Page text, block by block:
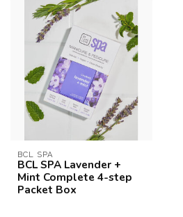
BCL SPA
BCL SPA Lavender +
Mint Complete 4-step
Packet Box